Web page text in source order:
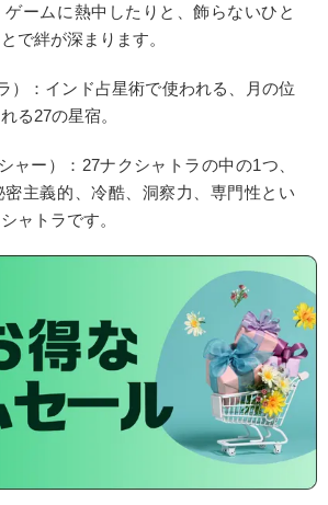
ームに熱中したりと、飾らないひと
で絆が深まります。
）：インド占星術で使われる、月の位
る27の星宿。
ャー）：27ナクシャトラの中の1つ、
主義的、冷酷、洞察力、専門性とい
ャトラです。